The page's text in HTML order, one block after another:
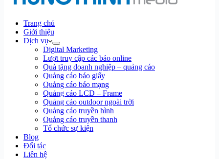
Trang chủ
Giới thiệu
Dịch vụ
Digital Marketing
Lượt truy cập các báo online
Quà tặng doanh nghiệp – quảng cáo
Quảng cáo báo giấy
Quảng cáo báo mạng
Quảng cáo LCD – Frame
Quảng cáo outdoor ngoài trời
Quảng cáo truyền hình
Quảng cáo truyền thanh
Tổ chức sự kiện
Blog
Đối tác
Liên hệ